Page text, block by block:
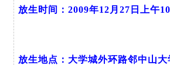
放生时间：2009年12月27日上午
放生地点：大学城外环路邻中山大